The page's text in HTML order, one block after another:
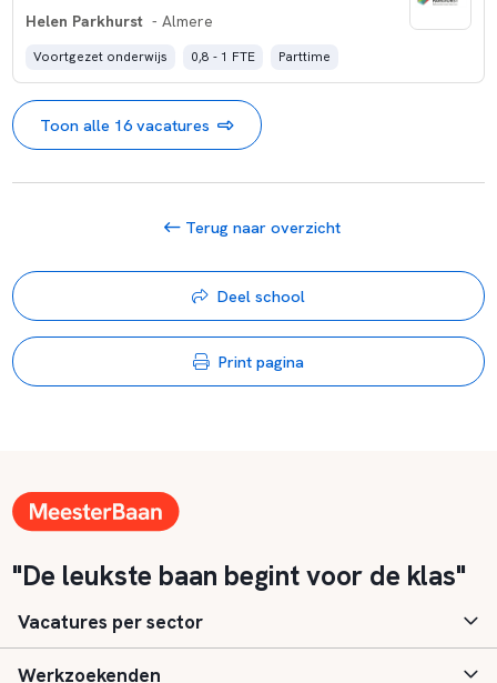
Helen Parkhurst - Almere
Voortgezet onderwijs 0,8 - 1 FTE Parttime
Toon alle 16 vacatures
Terug naar overzicht
Deel school
Print pagina
"De leukste baan begint voor de klas"
Vacatures per sector
Basisonderwijs
Werkzoekenden